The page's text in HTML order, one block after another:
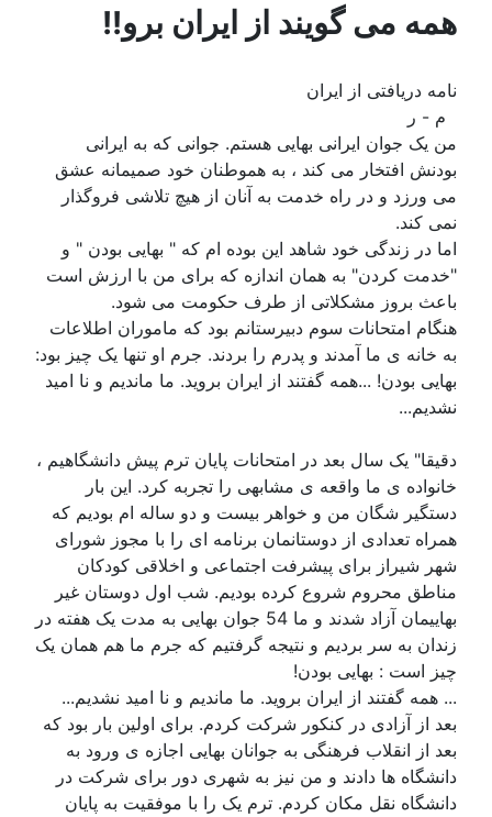
همه می گویند از ایران برو!!
نامه دریافتی از ایران
م - ر
من یک جوان ایرانی بهایی هستم. جوانی که به ایرانی
بودنش افتخار می کند ، به هموطنان خود صمیمانه عشق
می ورزد و در راه خدمت به آنان از هیچ تلاشی فروگذار
نمی کند.
اما در زندگی خود شاهد این بوده ام که " بهایی بودن " و
"خدمت کردن" به همان اندازه که برای من با ارزش است
باعث بروز مشکلاتی از طرف حکومت می شود.
هنگام امتحانات سوم دبیرستانم بود که ماموران اطلاعات
به خانه ی ما آمدند و پدرم را بردند. جرم او تنها یک چیز بود:
بهایی بودن! ...همه گفتند از ایران بروید. ما ماندیم و نا امید
نشدیم...
دقیقا" یک سال بعد در امتحانات پایان ترم پیش دانشگاهیم ،
خانواده ی ما واقعه ی مشابهی را تجربه کرد. این بار
دستگیر شگان من و خواهر بیست و دو ساله ام بودیم که
همراه تعدادی از دوستانمان برنامه ای را با مجوز شورای
شهر شیراز برای پیشرفت اجتماعی و اخلاقی کودکان
مناطق محروم شروع کرده بودیم. شب اول دوستان غیر
بهاییمان آزاد شدند و ما 54 جوان بهایی به مدت یک هفته در
زندان به سر بردیم و نتیجه گرفتیم که جرم ما هم همان یک
چیز است : بهایی بودن!
... همه گفتند از ایران بروید. ما ماندیم و نا امید نشدیم...
بعد از آزادی در کنکور شرکت کردم. برای اولین بار بود که
بعد از انقلاب فرهنگی به جوانان بهایی اجازه ی ورود به
دانشگاه ها دادند و من نیز به شهری دور برای شرکت در
دانشگاه نقل مکان کردم. ترم یک را با موفقیت به پایان